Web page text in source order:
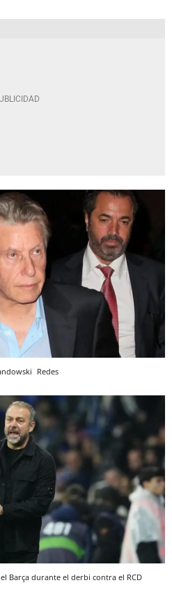
Redes
Barça durante el derbi contra el RCD